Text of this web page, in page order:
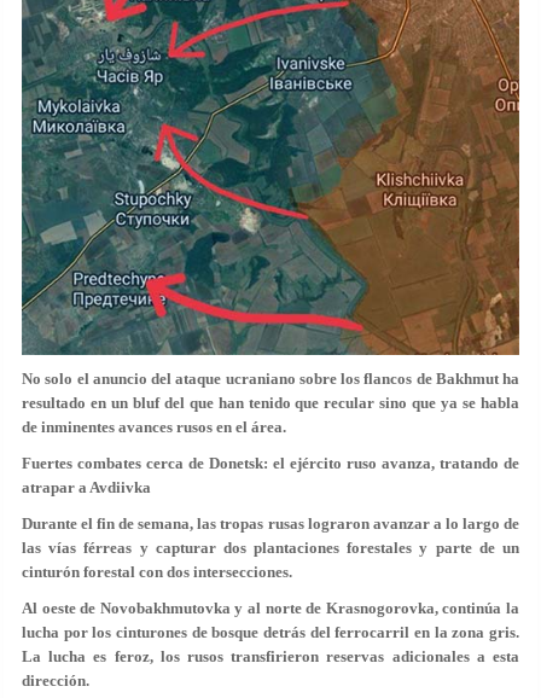
No solo el anuncio del ataque ucraniano sobre los flancos de Bakhmut ha
resultado en un bluf del que han tenido que recular sino que ya se habla
de inminentes avances rusos en el área.
Fuertes combates cerca de Donetsk: el ejército ruso avanza, tratando de
atrapar a Avdiivka
Durante el fin de semana, las tropas rusas lograron avanzar a lo largo de
las vías férreas y capturar dos plantaciones forestales y parte de un
cinturón forestal con dos intersecciones.
Al oeste de Novobakhmutovka y al norte de Krasnogorovka, continúa la
lucha por los cinturones de bosque detrás del ferrocarril en la zona gris.
La lucha es feroz, los rusos transfirieron reservas adicionales a esta
dirección.